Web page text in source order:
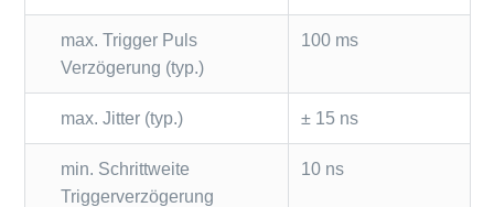
max. Trigger Puls
Verzögerung (typ.)
100 ms
max. Jitter (typ.) ± 15 ns
min. Schrittweite
Triggerverzögerung
10 ns